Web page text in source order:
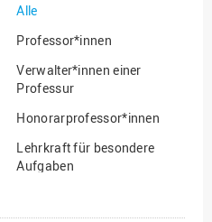
Alle
Professor*innen
Verwalter*innen einer
Professur
Honorarprofessor*innen
Lehrkraft für besondere
Aufgaben